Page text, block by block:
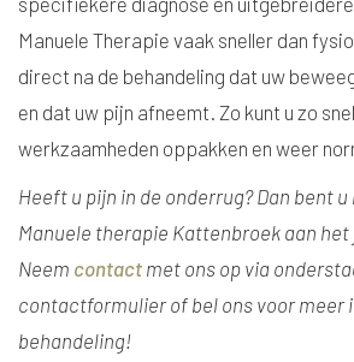
Manuele Therapie vaak sneller dan
direct na de behandeling dat uw
en dat uw pijn afneemt. Zo kunt u zo
werkzaamheden oppakken en weer
Heeft u pijn in de onderrug? Dan bent u
Manuele therapie Kattenbroek aan
Neem contact met ons op via
contactformulier of bel ons voor meer
behandeling!